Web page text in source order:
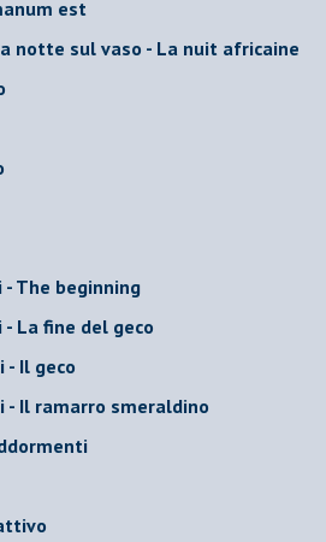
est
notte sul vaso - La nuit africaine
The beginning
La fine del geco
- Il geco
- Il ramarro smeraldino